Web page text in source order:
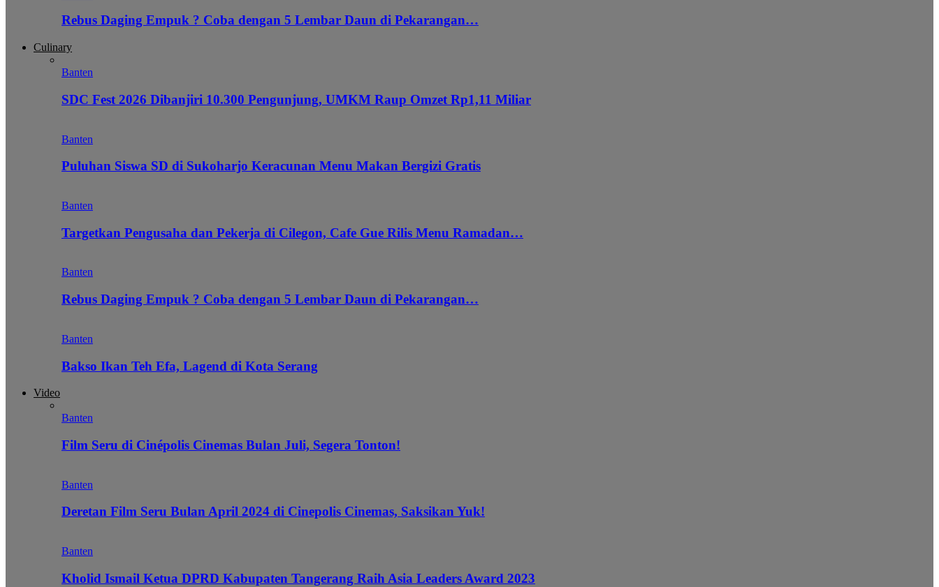
Rebus Daging Empuk ? Coba dengan 5 Lembar Daun di Pekarangan…
Culinary
Banten
SDC Fest 2026 Dibanjiri 10.300 Pengunjung, UMKM Raup Omzet Rp1,11 Miliar
Banten
Puluhan Siswa SD di Sukoharjo Keracunan Menu Makan Bergizi Gratis
Banten
Targetkan Pengusaha dan Pekerja di Cilegon, Cafe Gue Rilis Menu Ramadan…
Banten
Rebus Daging Empuk ? Coba dengan 5 Lembar Daun di Pekarangan…
Banten
Bakso Ikan Teh Efa, Lagend di Kota Serang
Video
Banten
Film Seru di Cinépolis Cinemas Bulan Juli, Segera Tonton!
Banten
Deretan Film Seru Bulan April 2024 di Cinepolis Cinemas, Saksikan Yuk!
Banten
Kholid Ismail Ketua DPRD Kabupaten Tangerang Raih Asia Leaders Award 2023